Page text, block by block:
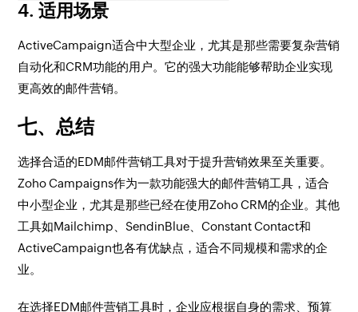
4. 适用场景
ActiveCampaign适合中大型企业，尤其是那些需要复杂营销
自动化和CRM功能的用户。它的强大功能能够帮助企业实现
更高效的邮件营销。
七、总结
选择合适的EDM邮件营销工具对于提升营销效果至关重要。
Zoho Campaigns作为一款功能强大的邮件营销工具，适合
中小型企业，尤其是那些已经在使用Zoho CRM的企业。其他
工具如Mailchimp、SendinBlue、Constant Contact和
ActiveCampaign也各有优缺点，适合不同规模和需求的企
业。
在选择EDM邮件营销工具时，企业应根据自身的需求、预算